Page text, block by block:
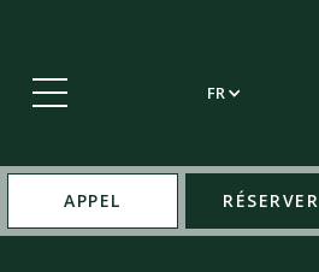
FR
APPEL RÉSERVER